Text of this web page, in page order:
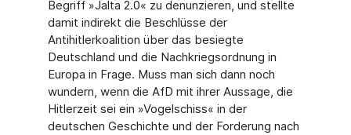
Begriff »Jalta 2.0« zu denunzieren, und stellte
damit indirekt die Beschlüsse der
Antihitlerkoalition über das besiegte
Deutschland und die Nachkriegsordnung in
Europa in Frage. Muss man sich dann noch
wundern, wenn die AfD mit ihrer Aussage, die
Hitlerzeit sei ein »Vogelschiss« in der
deutschen Geschichte und der Forderung nach